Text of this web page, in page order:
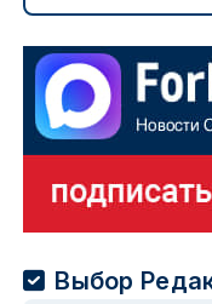
Выбор